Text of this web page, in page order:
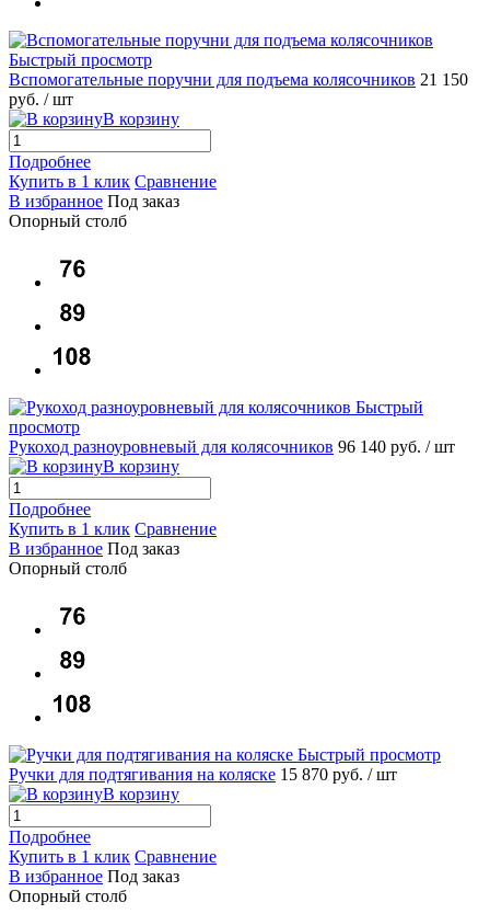
Быстрый просмотр
Вспомогательные поручни для подъема колясочников 21 150
руб. / шт
В корзину
Подробнее
Купить в 1 клик Сравнение
В избранное Под заказ
Опорный столб
Быстрый
просмотр
Рукоход разноуровневый для колясочников 96 140 руб. / шт
В корзину
Подробнее
Купить в 1 клик Сравнение
В избранное Под заказ
Опорный столб
Быстрый просмотр
Ручки для подтягивания на коляске 15 870 руб. / шт
В корзину
Подробнее
Купить в 1 клик Сравнение
В избранное Под заказ
Опорный столб